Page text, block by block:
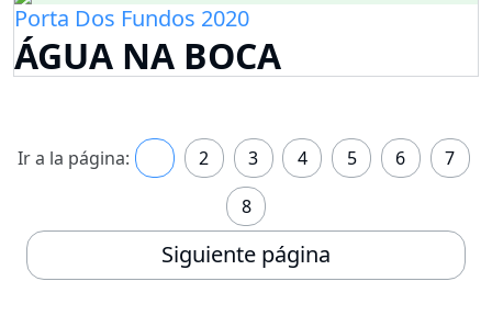
Porta Dos Fundos 2020
ÁGUA NA BOCA
Ir a la página: 2 3 4 5 6
7
8
Siguiente página